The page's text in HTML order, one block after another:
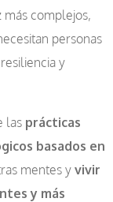
complejos,
personas
y
las prácticas
basados en
mentes y vivir
y más